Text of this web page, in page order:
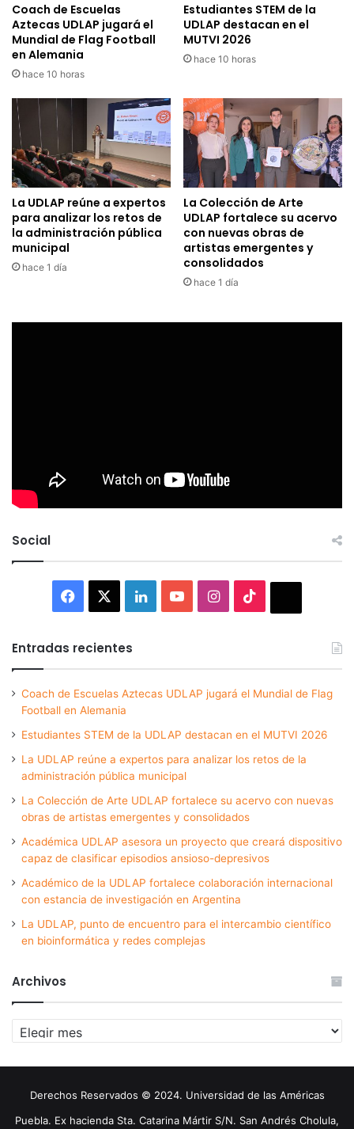
Coach de Escuelas
Aztecas UDLAP jugará el
Mundial de Flag Football
en Alemania
hace 10 horas
Estudiantes STEM de la
UDLAP destacan en el
MUTVI 2026
hace 10 horas
La UDLAP reúne a expertos
para analizar los retos de
la administración pública
municipal
hace 1 día
La Colección de Arte
UDLAP fortalece su acervo
con nuevas obras de
artistas emergentes y
consolidados
hace 1 día
Social
Facebook LinkedInYouTubeInstagram
Entradas recientes
Coach de Escuelas Aztecas UDLAP jugará el Mundial de Flag
Football en Alemania
Estudiantes STEM de la UDLAP destacan en el MUTVI 2026
La UDLAP reúne a expertos para analizar los retos de la
administración pública municipal
La Colección de Arte UDLAP fortalece su acervo con nuevas
obras de artistas emergentes y consolidados
Académica UDLAP asesora un proyecto que creará dispositivo
capaz de clasificar episodios ansioso-depresivos
Académico de la UDLAP fortalece colaboración internacional
con estancia de investigación en Argentina
La UDLAP, punto de encuentro para el intercambio científico
en bioinformática y redes complejas
Archivos
Archivos
Derechos Reservados © 2024. Universidad de las Américas
Puebla. Ex hacienda Sta. Catarina Mártir S/N. San Andrés Cholula,